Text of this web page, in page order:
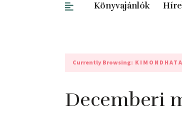
Könyvajánlók
Currently Browsing:
Decemberi